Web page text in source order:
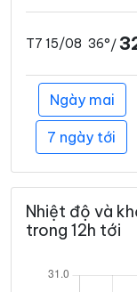
T7 15/08 36°/
Ngày mai
7 ngày tới
Nhiệt độ và
trong 12h tới